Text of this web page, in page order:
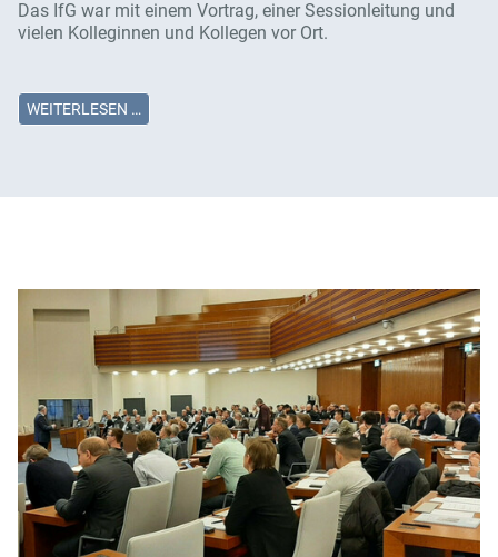
Das IfG war mit einem Vortrag, einer Sessionleitung und
vielen Kolleginnen und Kollegen vor Ort.
WEITERLESEN …